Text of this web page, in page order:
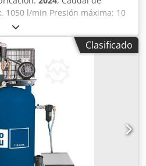
1050 l/min Presión máxima: 10
270 l Salida de aire: ½"
y pesos Longitud: aprox.
aprox. 650 mm Altura:
295 kg Codofh Hahopfx
absorbida del motor
conexión: 400 V Fase(s): 3
Frecuencia de la red: 50 Hz
presión sonora Lp: 62 dB(A)
sonora: Nivel de presión
según la norma DIN 45635 T
Eléctrico Ubicación: Disponible
- Disponible inmediatamente
Clasificado